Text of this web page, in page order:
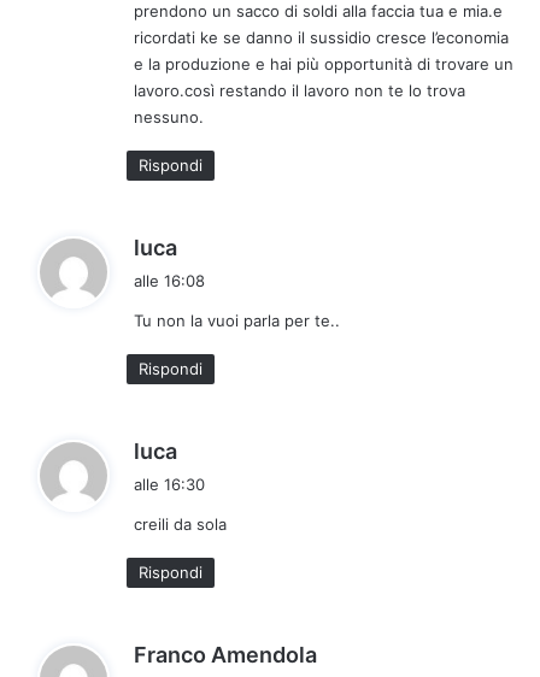
prendono un sacco di soldi alla faccia tua e mia.e
ricordati ke se danno il sussidio cresce l’economia
e la produzione e hai più opportunità di trovare un
lavoro.così restando il lavoro non te lo trova
nessuno.
Rispondi
luca
a
e
t
t
alle 16:08
Tu non la vuoi parla per te..
Rispondi
luca
a
e
t
t
alle 16:30
creili da sola
Rispondi
Franco Amendola